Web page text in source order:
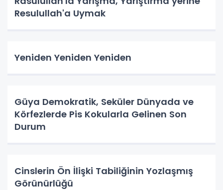
Resulullah'a Uymak
Yeniden Yeniden Yeniden
Güya Demokratik, Seküler Dünyada ve
Körfezlerde Pis Kokularla Gelinen Son
Durum
Cinslerin Ön İlişki Tabiliğinin Yozlaşmış
Görünürlüğü